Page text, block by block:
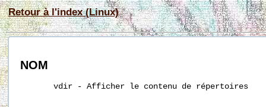
Retour à l'index (Linux)
NOM
       vdir - Afficher le contenu de répertoires